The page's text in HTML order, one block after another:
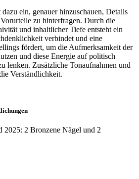
ein, genauer hinzuschauen, Details
zu hinterfragen. Durch die
und inhaltlicher Tiefe entsteht ein
verbindet und eine
fördert, um die Aufmerksamkeit der
und diese Energie auf politisch
lenken. Zusätzliche Tonaufnahmen und
Verständlichkeit.
2025: 2 Bronzene Nägel und 2